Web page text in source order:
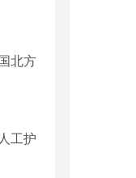
北方
工护